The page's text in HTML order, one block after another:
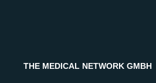
THE MEDICAL NETWORK GMBH